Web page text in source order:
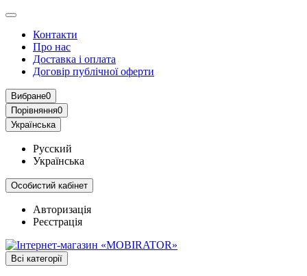
Контакти
Про нас
Доставка і оплата
Договір публічної оферти
Вибране0
Порівняння0
Українська
Русский
Українська
Особистий кабінет
Авторизація
Реєстрація
Всі категорії